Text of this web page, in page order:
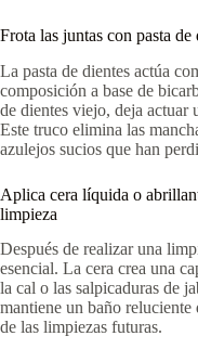
Frota las juntas con pasta
La pasta de dientes actúa
composición a base de
de dientes viejo, deja actuar
Este truco elimina las
azulejos sucios que han
Aplica cera líquida o
limpieza
Después de realizar una
esencial. La cera crea una
la cal o las salpicaduras de
mantiene un baño
de las limpiezas futuras.